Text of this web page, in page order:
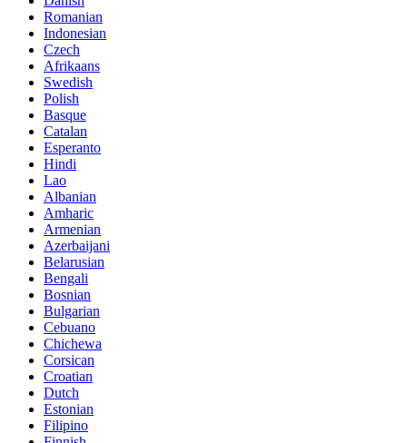
Romanian
Indonesian
Czech
Afrikaans
Swedish
Polish
Basque
Catalan
Esperanto
Hindi
Lao
Albanian
Amharic
Armenian
Azerbaijani
Belarusian
Bengali
Bosnian
Bulgarian
Cebuano
Chichewa
Corsican
Croatian
Dutch
Estonian
Filipino